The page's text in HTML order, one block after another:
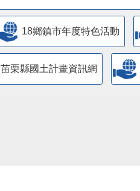
18鄉鎮市年度特色活動
苗栗縣國土計畫資訊網